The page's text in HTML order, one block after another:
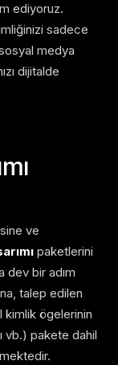
ediyoruz.
sadece
sosyal medya
dijitalde
ve
paketlerini
dev bir adım
talep edilen
kimlik ögelerinin
vb.) pakete dahil